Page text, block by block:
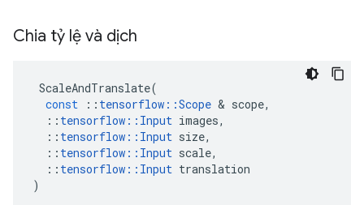
Chia tỷ lệ và dịch
ScaleAndTranslate(
const
:: tensorflow ::Scope & scope,
:: tensorflow :: Input images,
:: tensorflow :: Input size,
:: tensorflow :: Input scale,
:: tensorflow :: Input translation
)